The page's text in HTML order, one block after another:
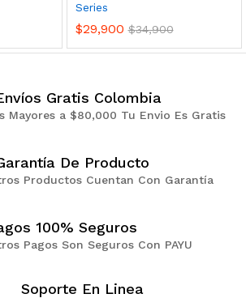
Series
$29,900 $34,900
Gratis Colombia
Mayores a $80,000 Tu Envio Es Gratis
De Producto
Productos Cuentan Con Garantía
100% Seguros
Pagos Son Seguros Con PAYU
Soporte En Linea